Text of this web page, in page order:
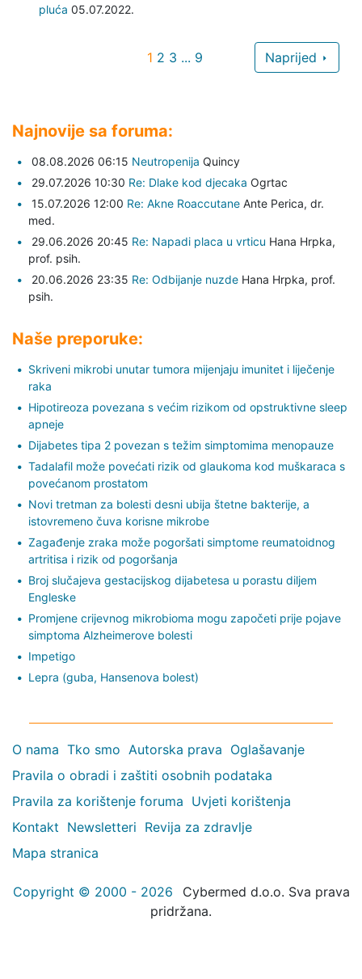
pluća 05.07.2022.
1 2 3 ... 9 Naprijed
Najnovije sa foruma:
08.08.2026 06:15 Neutropenija Quincy
29.07.2026 10:30 Re: Dlake kod djecaka Ogrtac
15.07.2026 12:00 Re: Akne Roaccutane Ante Perica, dr.
med.
29.06.2026 20:45 Re: Napadi placa u vrticu Hana Hrpka,
prof. psih.
20.06.2026 23:35 Re: Odbijanje nuzde Hana Hrpka, prof.
psih.
Naše preporuke:
Skriveni mikrobi unutar tumora mijenjaju imunitet i liječenje
raka
Hipotireoza povezana s većim rizikom od opstruktivne sleep
apneje
Dijabetes tipa 2 povezan s težim simptomima menopauze
Tadalafil može povećati rizik od glaukoma kod muškaraca s
povećanom prostatom
Novi tretman za bolesti desni ubija štetne bakterije, a
istovremeno čuva korisne mikrobe
Zagađenje zraka može pogoršati simptome reumatoidnog
artritisa i rizik od pogoršanja
Broj slučajeva gestacijskog dijabetesa u porastu diljem
Engleske
Promjene crijevnog mikrobioma mogu započeti prije pojave
simptoma Alzheimerove bolesti
Impetigo
Lepra (guba, Hansenova bolest)
O nama Tko smo Autorska prava Oglašavanje
Pravila o obradi i zaštiti osobnih podataka
Pravila za korištenje foruma Uvjeti korištenja
Kontakt Newsletteri Revija za zdravlje
Mapa stranica
Copyright © 2000 - 2026
Cybermed d.o.o. Sva prava
pridržana.